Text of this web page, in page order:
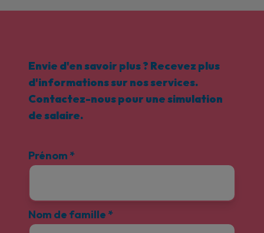
Envie d'en savoir plus ? Recevez plus
d'informations sur nos services.
Contactez-nous pour une simulation
de salaire.
Prénom *
Nom de famille *